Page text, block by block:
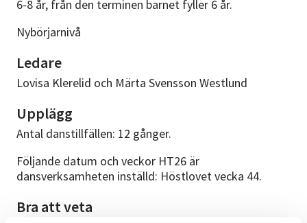
6-8 år, från den terminen barnet fyller 6 år.
Nybörjarnivå
Ledare
Lovisa Klerelid och Märta Svensson Westlund
Upplägg
Antal danstillfällen: 12 gånger.
Följande datum och veckor HT26 är
dansverksamheten inställd: Höstlovet vecka 44.
Bra att veta